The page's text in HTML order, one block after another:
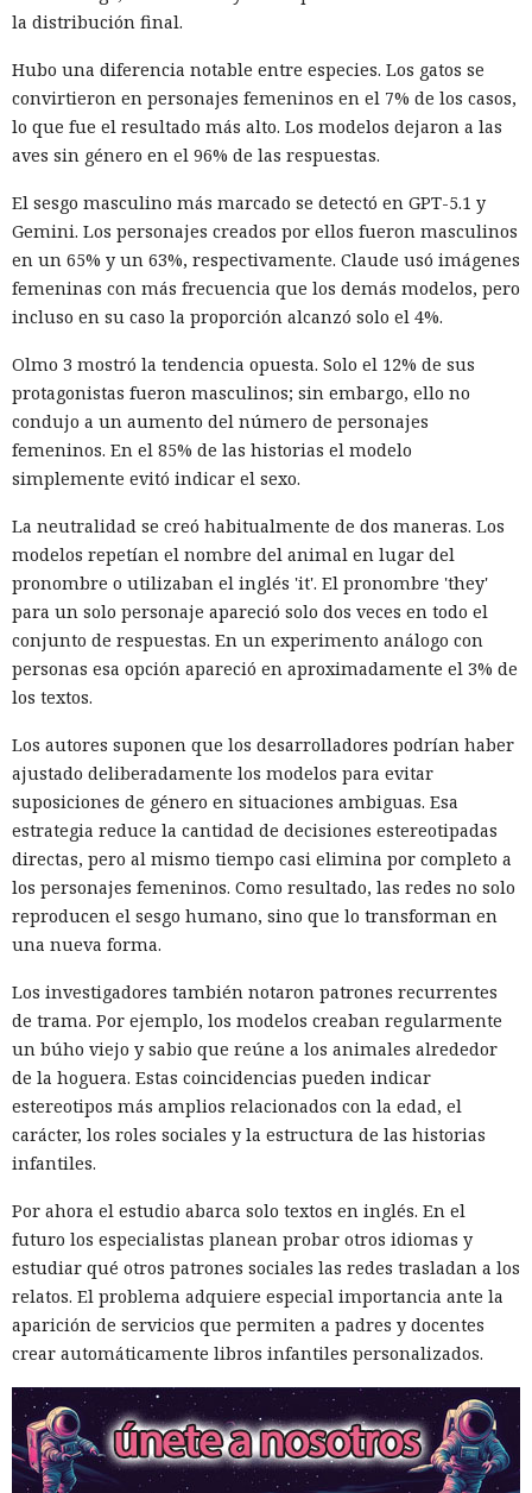
la distribución final.
Hubo una diferencia notable entre especies. Los gatos se
convirtieron en personajes femeninos en el 7% de los casos,
lo que fue el resultado más alto. Los modelos dejaron a las
aves sin género en el 96% de las respuestas.
El sesgo masculino más marcado se detectó en GPT-5.1 y
Gemini. Los personajes creados por ellos fueron masculinos
en un 65% y un 63%, respectivamente. Claude usó imágenes
femeninas con más frecuencia que los demás modelos, pero
incluso en su caso la proporción alcanzó solo el 4%.
Olmo 3 mostró la tendencia opuesta. Solo el 12% de sus
protagonistas fueron masculinos; sin embargo, ello no
condujo a un aumento del número de personajes
femeninos. En el 85% de las historias el modelo
simplemente evitó indicar el sexo.
La neutralidad se creó habitualmente de dos maneras. Los
modelos repetían el nombre del animal en lugar del
pronombre o utilizaban el inglés 'it'. El pronombre 'they'
para un solo personaje apareció solo dos veces en todo el
conjunto de respuestas. En un experimento análogo con
personas esa opción apareció en aproximadamente el 3% de
los textos.
Los autores suponen que los desarrolladores podrían haber
ajustado deliberadamente los modelos para evitar
suposiciones de género en situaciones ambiguas. Esa
estrategia reduce la cantidad de decisiones estereotipadas
directas, pero al mismo tiempo casi elimina por completo a
los personajes femeninos. Como resultado, las redes no solo
reproducen el sesgo humano, sino que lo transforman en
una nueva forma.
Los investigadores también notaron patrones recurrentes
de trama. Por ejemplo, los modelos creaban regularmente
un búho viejo y sabio que reúne a los animales alrededor
de la hoguera. Estas coincidencias pueden indicar
estereotipos más amplios relacionados con la edad, el
carácter, los roles sociales y la estructura de las historias
infantiles.
Por ahora el estudio abarca solo textos en inglés. En el
futuro los especialistas planean probar otros idiomas y
estudiar qué otros patrones sociales las redes trasladan a los
relatos. El problema adquiere especial importancia ante la
aparición de servicios que permiten a padres y docentes
crear automáticamente libros infantiles personalizados.